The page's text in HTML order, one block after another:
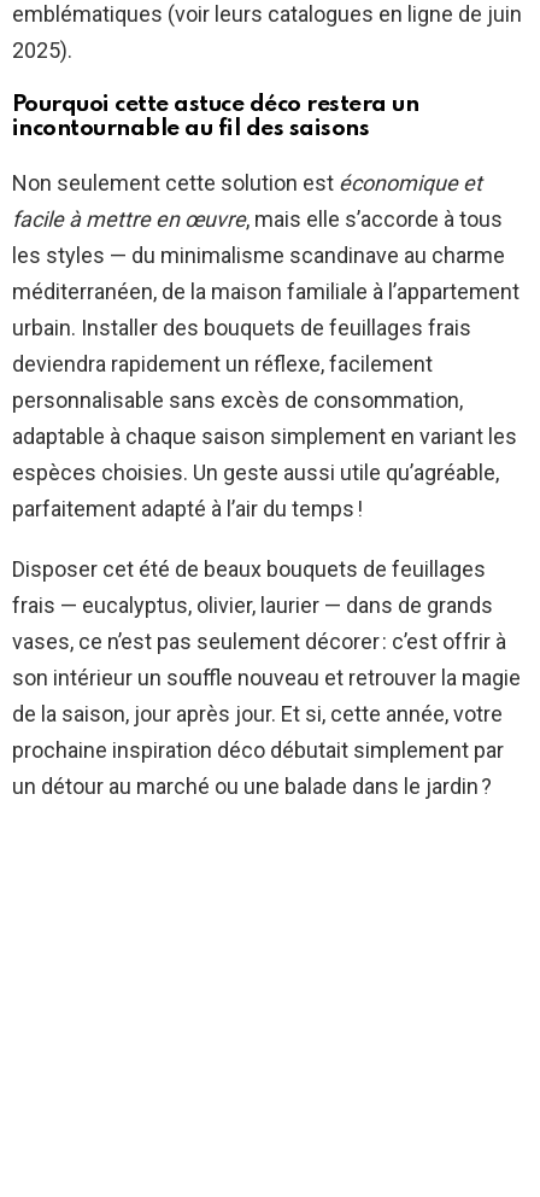
emblématiques (voir leurs catalogues en ligne de juin
2025).
Pourquoi cette astuce déco restera un
incontournable au fil des saisons
Non seulement cette solution est économique et
facile à mettre en œuvre, mais elle s’accorde à tous
les styles — du minimalisme scandinave au charme
méditerranéen, de la maison familiale à l’appartement
urbain. Installer des bouquets de feuillages frais
deviendra rapidement un réflexe, facilement
personnalisable sans excès de consommation,
adaptable à chaque saison simplement en variant les
espèces choisies. Un geste aussi utile qu’agréable,
parfaitement adapté à l’air du temps !
Disposer cet été de beaux bouquets de feuillages
frais — eucalyptus, olivier, laurier — dans de grands
vases, ce n’est pas seulement décorer : c’est offrir à
son intérieur un souffle nouveau et retrouver la magie
de la saison, jour après jour. Et si, cette année, votre
prochaine inspiration déco débutait simplement par
un détour au marché ou une balade dans le jardin ?